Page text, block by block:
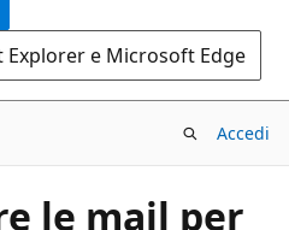
e Microsoft Edge
Accedi
le mail per